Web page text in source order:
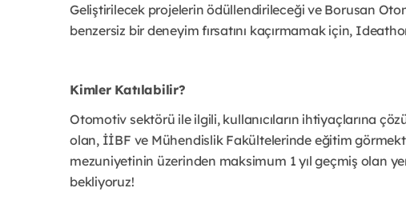
Geliştirilecek projelerin ödüllendirileceği ve Borusan
benzersiz bir deneyim fırsatını kaçırmamak için,
Kimler Katılabilir?
Otomotiv sektörü ile ilgili, kullanıcıların ihtiyaçlarına
olan, İİBF ve Mühendislik Fakültelerinde eğitim
mezuniyetinin üzerinden maksimum 1 yıl geçmiş olan
bekliyoruz!